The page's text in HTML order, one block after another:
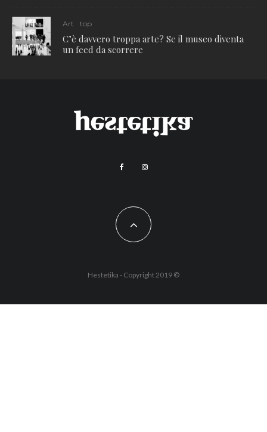
Art top
C’è davvero troppa arte? Se il museo diventa
un feed da scorrere
Hestetika - Copyright 2019 ©